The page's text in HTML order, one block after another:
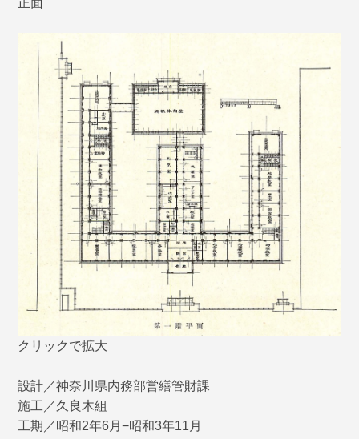
クリックで拡大
設計／神奈川県内務部営繕管財課
施工／久良木組
工期／昭和2年6月−昭和3年11月